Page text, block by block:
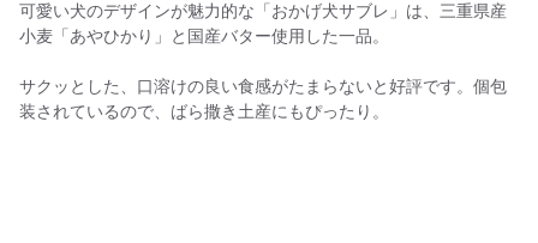
可愛い犬のデザインが魅力的な「おかげ犬サブレ」は、三重県産
小麦「あやひかり」と国産バター使用した一品。
サクッとした、口溶けの良い食感がたまらないと好評です。個包
装されているので、ばら撒き土産にもぴったり。